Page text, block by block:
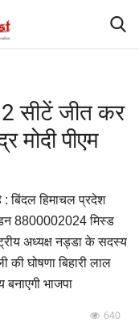
सीटें जीत कर
मोदी पीएम
: बिंदल हिमाचल प्रदेश
8800002024 मिस्ड
अध्यक्ष नड्डा के सदस्य
की घोषणा बिहारी लाल
भाजपा
640